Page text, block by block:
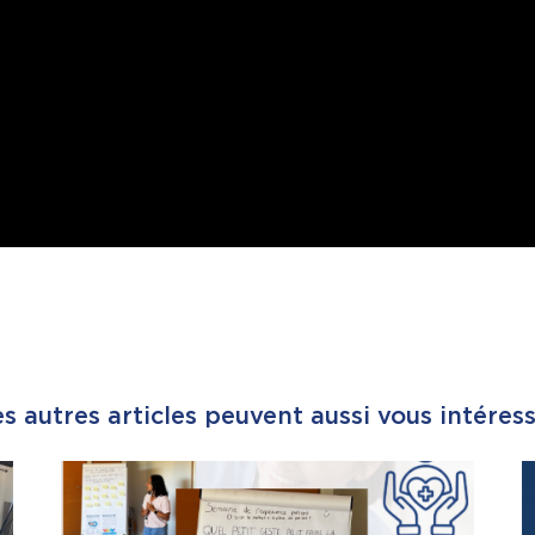
autres articles peuvent aussi vous